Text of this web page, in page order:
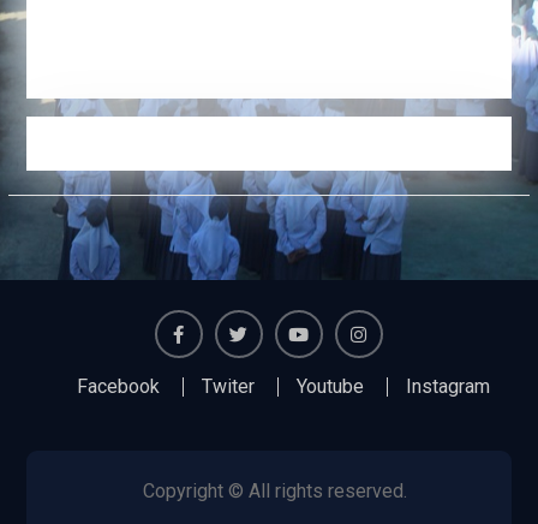
FacebookTwiter Instagram
Facebook Twiter Youtube Instagram
Copyright © All rights reserved.